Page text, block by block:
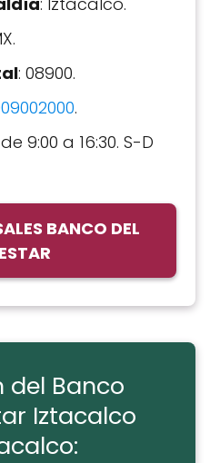
: 08900.
.
9:00 a 16:30. S-D
BANCO DEL
del Banco
Iztacalco